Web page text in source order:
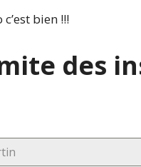
bien !!!
des